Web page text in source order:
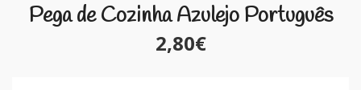
Pega de Cozinha Azulejo Português
2,80€